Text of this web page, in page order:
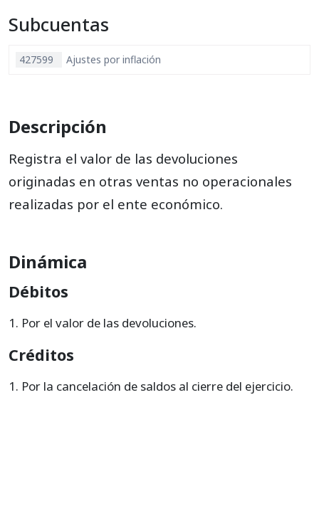
Subcuentas
427599 Ajustes por inflación
Descripción
Registra el valor de las devoluciones
originadas en otras ventas no operacionales
realizadas por el ente económico.
Dinámica
Débitos
Por el valor de las devoluciones.
Créditos
Por la cancelación de saldos al cierre del ejercicio.